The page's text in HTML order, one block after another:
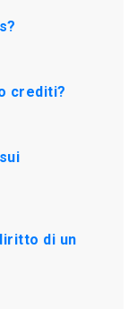
crediti?
di un